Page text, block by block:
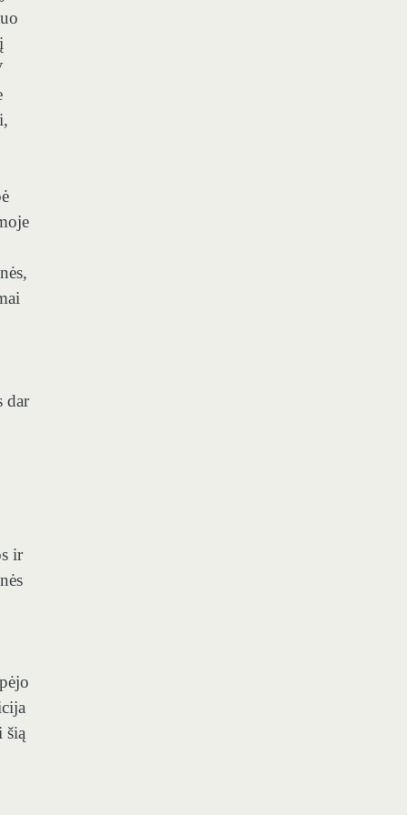
dar
ir
šią